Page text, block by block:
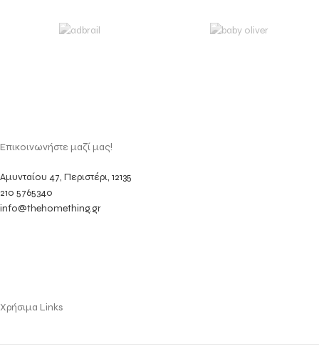
Επικοινωνήστε μαζί μας!
Αμυνταίου 47, Περιστέρι, 12135
210 5765340
info@thehomething.gr
Χρήσιμα Links